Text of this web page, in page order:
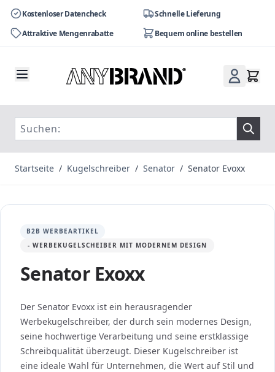
Kostenloser Datencheck
Schnelle Lieferung
Attraktive Mengenrabatte
Bequem online bestellen
Startseite / Kugelschreiber / Senator / Senator Evoxx
B2B WERBEARTIKEL
- WERBEKUGELSCHEIBER MIT MODERNEM DESIGN
Senator Exoxx
Der Senator Evoxx ist ein herausragender
Werbekugelschreiber, der durch sein modernes Design,
seine hochwertige Verarbeitung und seine erstklassige
Schreibqualität überzeugt. Dieser Kugelschreiber ist
eine ideale Wahl für Unternehmen, die Wert auf Stil und